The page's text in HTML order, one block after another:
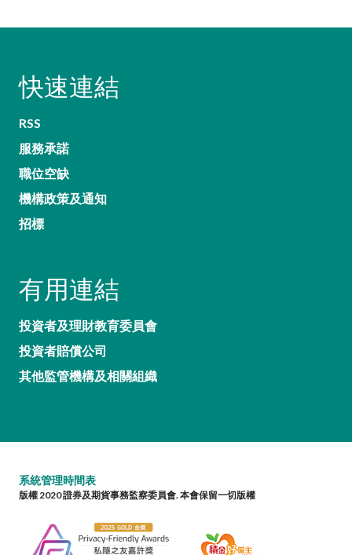
快速連結
RSS
服務承諾
職位空缺
機構政策及通知
招標
有用連結
投資者及理財教育委員會
投資者賠償公司
其他監管機構及相關組織
系統管理時間表
版權 2020 證券及期貨事務監察委員會. 本會保留一切版權